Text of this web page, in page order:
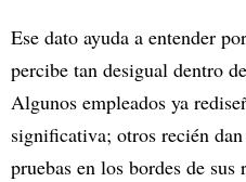
Ese dato ayuda a entender
percibe tan desigual dentro
Algunos empleados ya
significativa; otros recién
pruebas en los bordes de